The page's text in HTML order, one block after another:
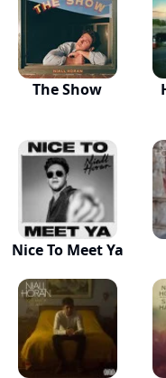
The Show
Nice To Meet Ya